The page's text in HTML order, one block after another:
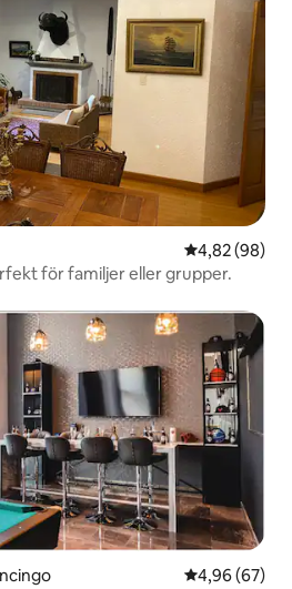
4,82 av 5 i
4,82 (98)
för familjer eller grupper.
4,96 av 5 i
4,96 (67)